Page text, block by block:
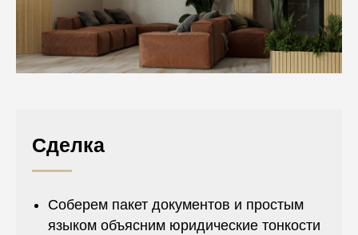
Сделка
Соберем пакет документов и простым
языком объясним юридические тонкости